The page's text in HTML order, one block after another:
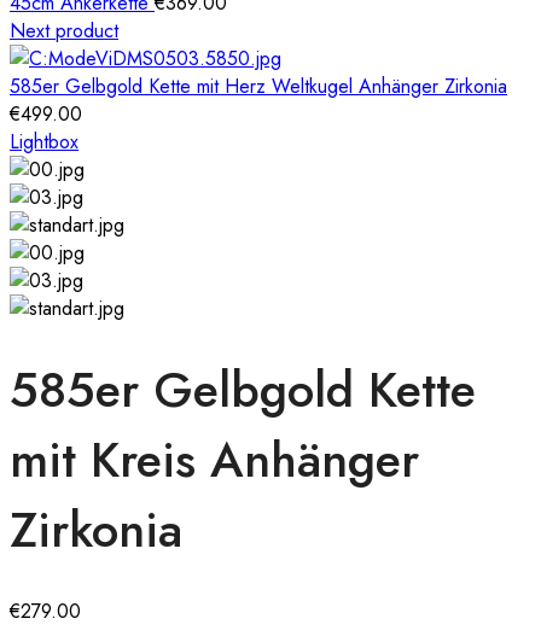
Next product
585er Gelbgold Kette mit Herz Weltkugel Anhänger Zirkonia
€499.00
Lightbox
585er Gelbgold Kette
mit Kreis Anhänger
Zirkonia
€279.00